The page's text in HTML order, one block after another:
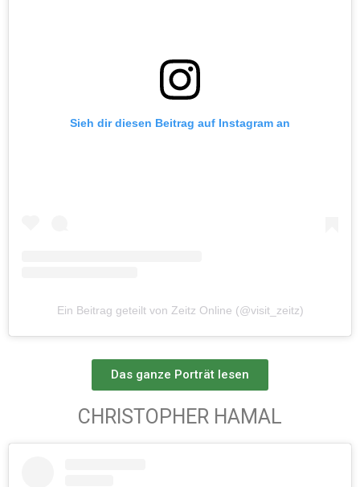
Sieh dir diesen Beitrag auf Instagram an
Ein Beitrag geteilt von Zeitz Online (@visit_zeitz)
Das ganze Porträt lesen
CHRISTOPHER HAMAL